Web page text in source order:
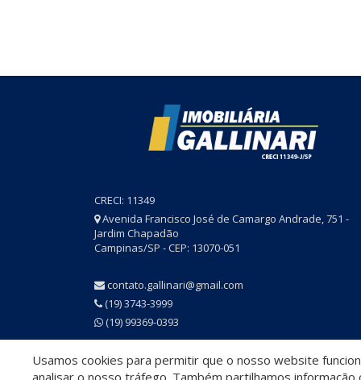
CRECI: 11349
Avenida Francisco José de Camargo Andrade, 751 -
Jardim Chapadão
Campinas/SP - CEP: 13070-051
contato.gallinari@gmail.com
(19) 3743-3999
(19) 99369-0393
© 2026 Imobiliária Gallinari- CRECI 11349
Usamos cookies para permitir que o nosso website
analisar o nosso tráfego. Também partilhamos